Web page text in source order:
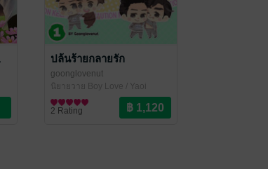
ปล้นร้ายกลายรัก
goonglovenut
นิยายวาย Boy Love / Yaoi
2 Rating